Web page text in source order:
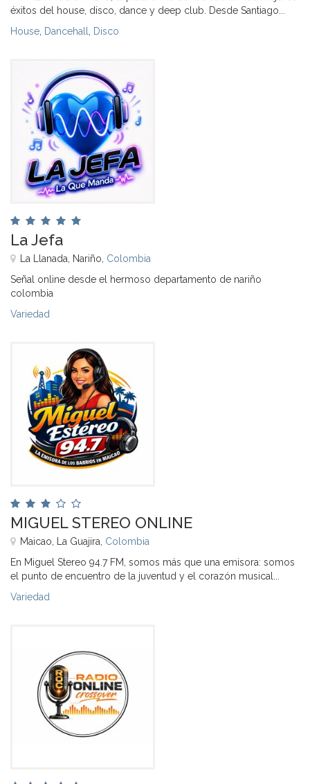
éxitos del house, disco, dance y deep club. Desde Santiago...
House Dancehall Disco
La Jefa
La Llanada, Nariño, Colombia
Señal online desde el hermoso departamento de nariño
colombia
Variedad
MIGUEL STEREO ONLINE
Maicao, La Guajira, Colombia
En Miguel Stereo 94.7 FM, somos más que una emisora: somos
el punto de encuentro de la juventud y el corazón musical...
Variedad